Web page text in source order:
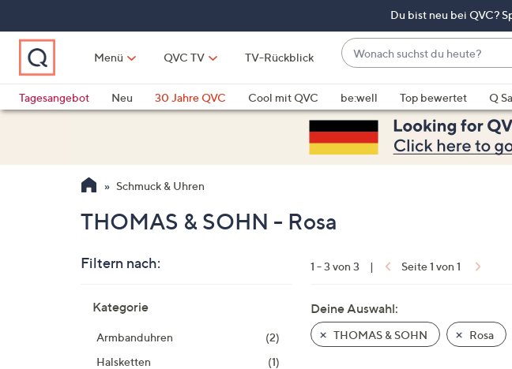
springen
Du bist neu bei QVC?
Menü QVC TV TV-Rückblick
Wonach
suchst
du
heute?
Vorschläge
verfügbar
sind,
verwenden
und
unten
oder
wischen
Tagesangebot
Neu 30 Jahre QVC Cool mit QVC be:well Top bewertet Q
Schmuck & Uhren
THOMAS & SOHN - Rosa
Filtern nach:
Produktliste
Kategorie
Armbanduhren
(2)
Halsketten
(1)
1 - 3 von 3 | Seite 1 von 1
Deine Auswahl:
THOMAS & SOHN Rosa